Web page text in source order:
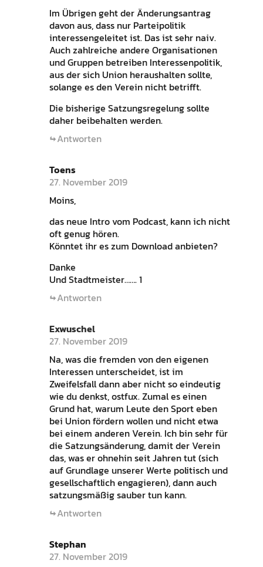
Im Übrigen geht der Änderungsantrag
davon aus, dass nur Parteipolitik
interessengeleitet ist. Das ist sehr naiv.
Auch zahlreiche andere Organisationen
und Gruppen betreiben Interessenpolitik,
aus der sich Union heraushalten sollte,
solange es den Verein nicht betrifft.
Die bisherige Satzungsregelung sollte
daher beibehalten werden.
Antworten
Toens
27. November 2019
Moins,
das neue Intro vom Podcast, kann ich nicht
oft genug hören.
Könntet ihr es zum Download anbieten?
Danke
Und Stadtmeister……. 1
Antworten
Exwuschel
27. November 2019
Na, was die fremden von den eigenen
Interessen unterscheidet, ist im
Zweifelsfall dann aber nicht so eindeutig
wie du denkst, ostfux. Zumal es einen
Grund hat, warum Leute den Sport eben
bei Union fördern wollen und nicht etwa
bei einem anderen Verein. Ich bin sehr für
die Satzungsänderung, damit der Verein
das, was er ohnehin seit Jahren tut (sich
auf Grundlage unserer Werte politisch und
gesellschaftlich engagieren), dann auch
satzungsmäßig sauber tun kann.
Antworten
Stephan
27. November 2019